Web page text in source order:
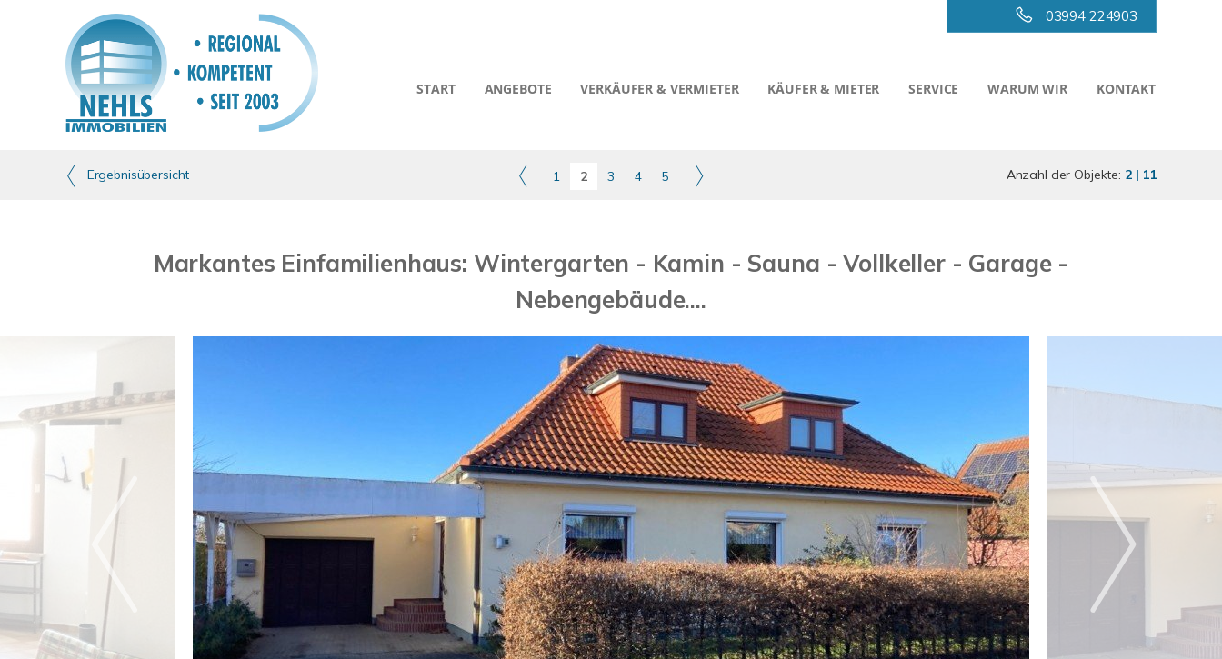
03994 224903
START ANGEBOTE VERKÄUFER & VERMIETER KÄUFER & MIETER SERVICE WARUM WIR KONTAKT
Ergebnisübersicht 1 2 3 4 5 Anzahl der Objekte: 2 | 11
Markantes Einfamilienhaus: Wintergarten - Kamin - Sauna - Vollkeller - Garage -
Nebengebäude....